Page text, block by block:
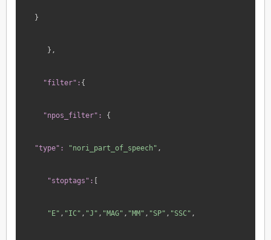
}
},
"filter": {
"npos_filter": {
"type": "nori_part_of_speech" ,
"stoptags": [
"E" , "IC" , "J" , "MAG" , "MM" , "SP" , "SSC" ,